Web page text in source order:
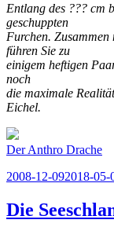
Entlang des ??? cm
geschuppten
Furchen.
führen Sie zu
einigem heftigen
noch
die maximale
Eichel.
Der Anthro Drache
Veröffentlicht
2008-12-092018-05-
Die